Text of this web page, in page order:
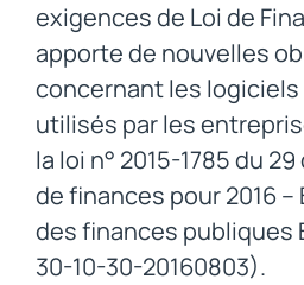
exigences de Loi de
apporte de nouvelles
concernant les
utilisés par les
la loi n° 2015-1785 du
de finances pour 2016
des finances publiques
30-10-30-20160803).